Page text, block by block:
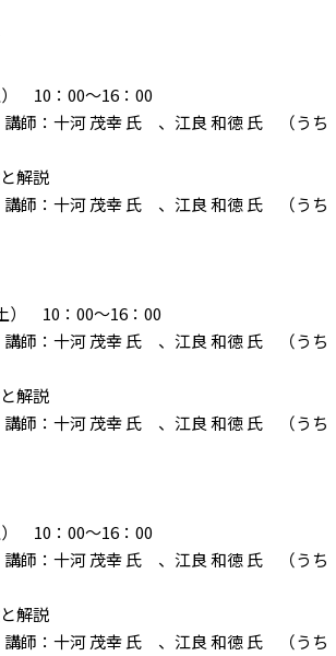
10：00～16：00
師：十河 茂幸 氏 、江良 和徳 氏 （うち
解説
師：十河 茂幸 氏 、江良 和徳 氏 （うち
） 10：00～16：00
師：十河 茂幸 氏 、江良 和徳 氏 （うち
解説
師：十河 茂幸 氏 、江良 和徳 氏 （うち
10：00～16：00
師：十河 茂幸 氏 、江良 和徳 氏 （うち
解説
師：十河 茂幸 氏 、江良 和徳 氏 （うち